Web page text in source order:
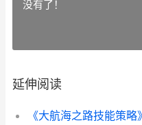
没有了！
延伸阅读
《大航海之路技能策